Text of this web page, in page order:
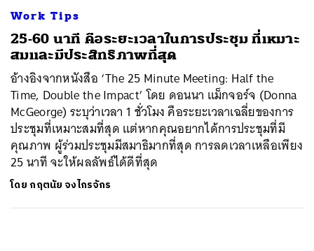
Work Tips
25-60 นาที คือระยะเวลาในการประชุม ที่เหมาะ
สมและมีประสิทธิภาพที่สุด
อ้างอิงจากหนังสือ ‘The 25 Minute Meeting: Half the
Time, Double the Impact’ โดย ดอนนา แม็กจอร์จ (Donna
McGeorge) ระบุว่าเวลา 1 ชั่วโมง คือระยะเวลาเฉลี่ยของการ
ประชุมที่เหมาะสมที่สุด แต่หากคุณอยากได้การประชุมที่มี
คุณภาพ ผู้ร่วมประชุมมีสมาธิมากที่สุด การลดเวลาเหลือเพียง
25 นาที จะให้ผลลัพธ์ได้ดีที่สุด
โดย กฤตนัย จงไกรจักร
SHARE